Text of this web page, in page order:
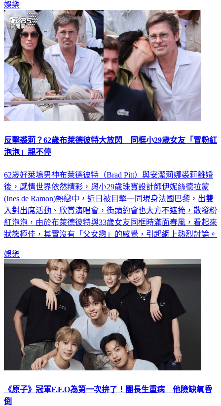
娛樂
反擊裘莉？62歲布萊德彼特大放閃 同框小29歲女友「冒粉紅
泡泡」親不停
62歲好萊塢男神布萊德彼特（Brad Pitt）與安潔莉娜裘莉離婚
後，感情世界依然精彩，與小29歲珠寶設計師伊妮絲德拉蒙
(Ines de Ramon)熱戀中，近日被目擊一同現身法國巴黎，出雙
入對出席活動、欣賞演唱會，街頭約會也大方不遮掩，散發粉
紅泡泡，由於布萊德彼特與33歲女友同框時滿面春風，看起來
狀態極佳，其實沒有「父女戀」的感覺，引起網上熱烈討論。
娛樂
《原子》冠軍F.F.O為第一次拚了！團長生重病 他險缺氧昏
倒